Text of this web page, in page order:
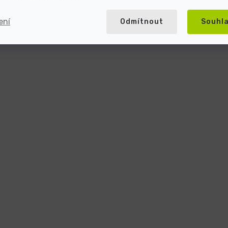
Odmítnout